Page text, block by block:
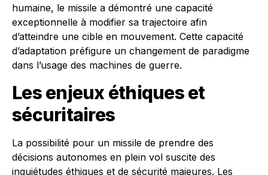
humaine, le missile a démontré une capacité
exceptionnelle à modifier sa trajectoire afin
d’atteindre une cible en mouvement. Cette capacité
d’adaptation préfigure un changement de paradigme
dans l’usage des machines de guerre.
Les enjeux éthiques et
sécuritaires
La possibilité pour un missile de prendre des
décisions autonomes en plein vol suscite des
inquiétudes éthiques et de sécurité majeures. Les